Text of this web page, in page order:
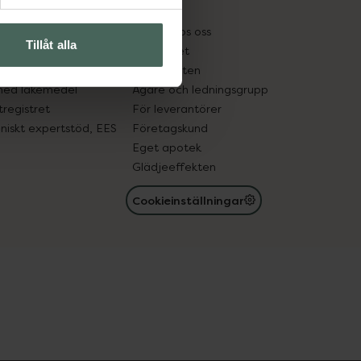
Tillåt alla
in gammal medicin
läkemedel
expertstöd, EES
Pressrum
Jobba hos oss
Hållbarhet
Samarbeten
Ägare och ledningsgrupp
För leverantörer
Företagskund
Eget apotek
Glädjeeffekten
Cookieinställningar